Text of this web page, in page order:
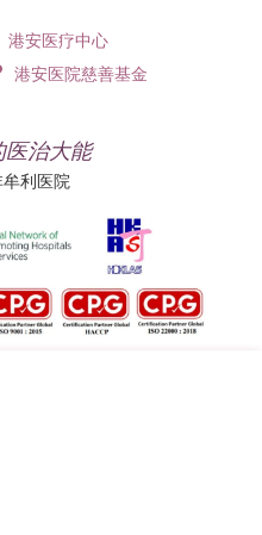
港安医疗中心
港安医院慈善基金
医治大能
利医院